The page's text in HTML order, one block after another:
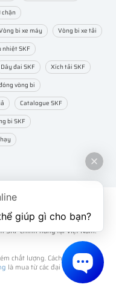
chặn
bi xe máy
Vòng bi xe tải
nhiệt SKF
Dây đai SKF
Xích tải SKF
vòng bi
Catalogue SKF
bi SKF
- Vui lòng không sao
tôi.
SKF chính hãng -SKF
SKF chính hãng tại Việt Nam.
chất lượng. Cách tốt nhất để
là mua từ các đại lý ủy quyền
giúp gì cho bạn?